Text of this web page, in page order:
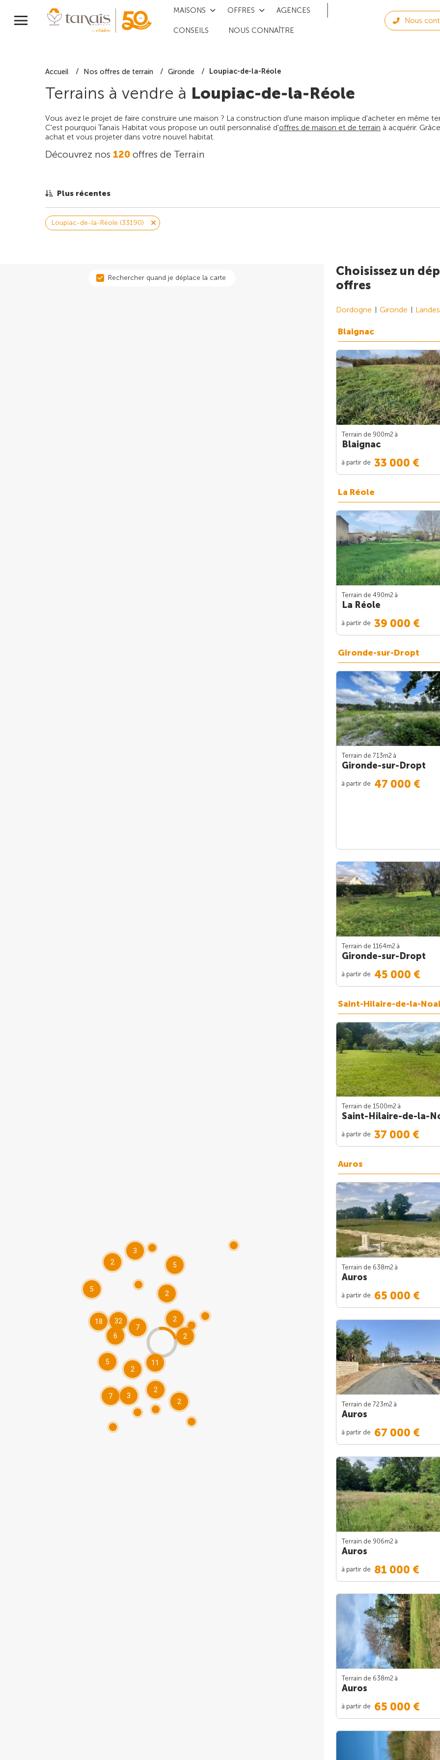
MAISONS OFFRES AGENCES
CONSEILS NOUS CONNAÎTRE
Nous
Accueil Nos offres de terrain Gironde Loupiac-de-la-Réole
Terrains à vendre à Loupiac-de-la-Réole
Vous avez le projet de faire construire une maison ? La construction d'une maison implique d'acheter en même
C'est pourquoi Tanaïs Habitat vous propose un outil personnalisé d'offres de maison et de terrain à acquérir.
achat et vous projeter dans votre nouvel habitat.
Découvrez nos 120 offres de Terrain
Plus récentes
Loupiac-de-la-Réole (33190)
32
5
18
3
5
6
5
7
11
3
2
7
2
2
2
2
2
2
Rechercher quand je déplace la carte
Choisissez un
offres
Dordogne Gironde Landes
Blaignac
Terrain de 900m2 à
Blaignac
à partir de 33 000 €
La Réole
Terrain de 490m2 à
La Réole
à partir de 39 000 €
Gironde-sur-Dropt
Terrain de 713m2 à
Gironde-sur-Dropt
à partir de 47 000 €
Terrain de 1164m2 à
Gironde-sur-Dropt
à partir de 45 000 €
Saint-Hilaire-de-la-
Terrain de 1500m2 à
Saint-Hilaire-de-la-
à partir de 37 000 €
Auros
Terrain de 638m2 à
Auros
à partir de 65 000 €
Terrain de 723m2 à
Auros
à partir de 67 000 €
Terrain de 906m2 à
Auros
à partir de 81 000 €
Terrain de 638m2 à
Auros
à partir de 65 000 €